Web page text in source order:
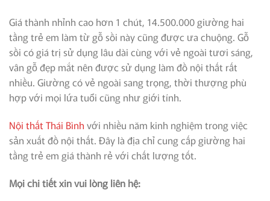
Giá thành nhỉnh cao hơn 1 chút, 14.500.000 giường hai
tầng trẻ em làm từ gỗ sồi này cũng được ưa chuộng. Gỗ
sồi có giá trị sử dụng lâu dài cùng với vẻ ngoài tươi sáng,
vân gỗ đẹp mắt nên được sử dụng làm đồ nội thất rất
nhiều. Giường có vẻ ngoài sang trọng, thời thượng phù
hợp với mọi lứa tuổi cũng như giới tính.
Nội thất Thái Bình với nhiều năm kinh nghiệm trong việc
sản xuất đồ nội thất. Đây là địa chỉ cung cấp giường hai
tầng trẻ em giá thành rẻ với chất lượng tốt.
Mọi chi tiết xin vui lòng liên hệ: